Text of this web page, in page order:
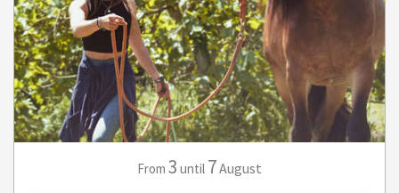
From 3 until 7August